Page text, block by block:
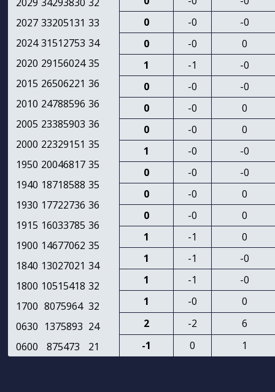
2027 33205131 33
2024 31512753 34
2020 29156024 35
2015 26506221 36
2010 24788596 36
2005 23385903 36
2000 22329151 35
1950 20046817 35
1940 18718588 35
1930 17722736 36
1915 16033785 36
1900 14677062 35
1840 13027021 34
1800 10515418 32
1700 8075964 32
0630 1375893 24
0600
875473 21
0
-0
-0
0
-0
0
1
-1
-0
0
-0
-0
0
-0
0
0
-0
0
1
-0
-0
0
-0
-0
0
-0
0
0
-0
0
1
-1
0
1
-1
-0
1
-1
-0
1
-0
0
2
-2
6
-1
0 1